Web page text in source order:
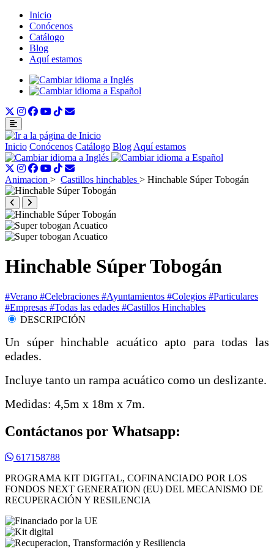
Inicio
Conócenos
Catálogo
Blog
Aquí estamos
Inicio Conócenos Catálogo Blog Aquí estamos
Animacion > Castillos hinchables > Hinchable Súper Tobogán
Hinchable Súper Tobogán
#Verano #Celebraciones #Ayuntamientos #Colegios #Particulares
#Empresas #Todas las edades #Castillos Hinchables
DESCRIPCIÓN
Un súper hinchable acuático apto para todas las
edades.
Incluye tanto un rampa acuático como un deslizante.
Medidas: 4,5m x 18m x 7m.
Contáctanos por Whatsapp:
617158788
PROGRAMA KIT DIGITAL, COFINANCIADO POR LOS
FONDOS NEXT GENERATION (EU) DEL MECANISMO DE
RECUPERACIÓN Y RESILENCIA